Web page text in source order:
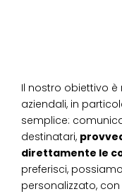
Il nostro obiettivo è
aziendali, in
semplice:
destinatari,
direttamente le
preferisci,
personalizzato,